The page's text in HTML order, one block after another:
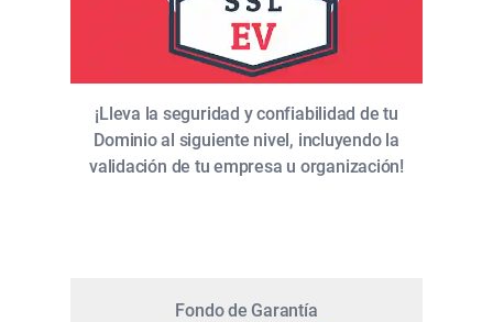
¡Lleva la seguridad y confiabilidad de tu
Dominio al siguiente nivel, incluyendo la
validación de tu empresa u organización!
Fondo de Garantía